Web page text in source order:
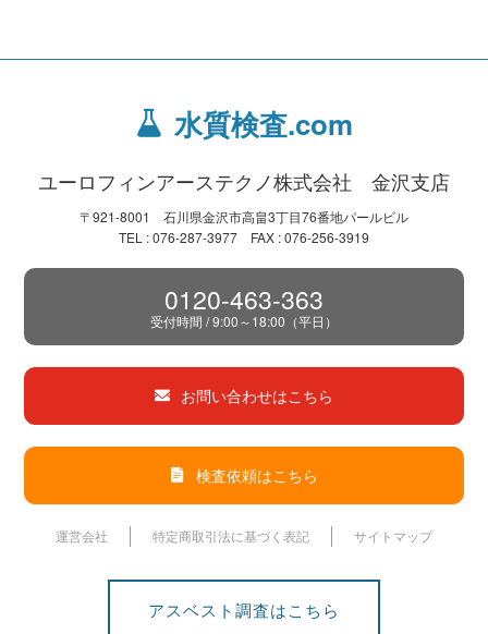
水質検査.com
ユーロフィンアーステクノ株式会社 金沢支店
〒921-8001 石川県金沢市高畠3丁目76番地パールビル
TEL : 076-287-3977 FAX : 076-256-3919
0120-463-363
受付時間 / 9:00～18:00（平日）
お問い合わせはこちら
検査依頼はこちら
運営会社 特定商取引法に基づく表記 サイトマップ
アスベスト調査はこちら